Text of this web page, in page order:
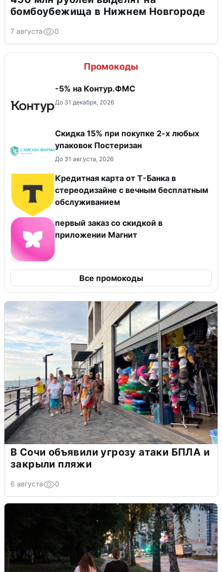
бомбоубежища в Нижнем Новгороде
7 августа 0
Промокоды
-5% на Контур.ФМС
До 31 декабря, 2026
Скидка 15% при покупке 2-х любых
упаковок Постеризан
До 31 августа, 2026
Кредитная карта от Т-Банка в
стереодизайне с вечным бесплатным
обслуживанием
первый заказ со скидкой в
приложении Магнит
Все промокоды
В Сочи объявили угрозу атаки БПЛА и
закрыли пляжи
6 августа 0